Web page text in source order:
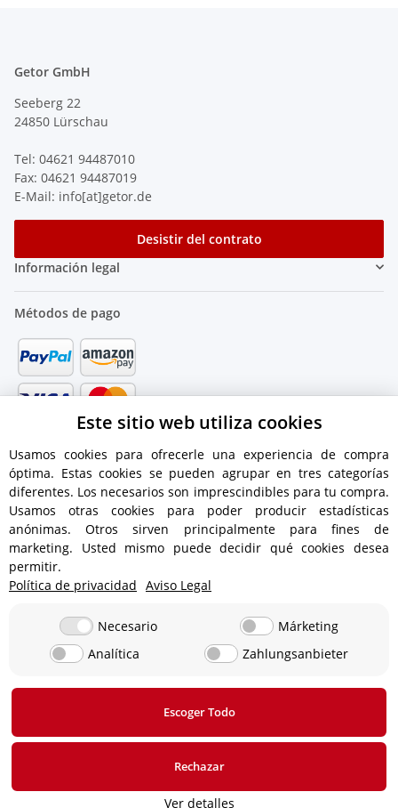
Getor GmbH
Seeberg 22
24850 Lürschau
Tel: 04621 94487010
Fax: 04621 94487019
E-Mail: info[at]getor.de
Desistir del contrato
Información legal
Métodos de pago
Información de envío
!
* Todos los precios incluyen IVA, más gastos de envío
Este sitio web utiliza cookies
Usamos cookies para ofrecerle una experiencia de compra
óptima. Estas cookies se pueden agrupar en tres categorías
diferentes. Los necesarios son imprescindibles para tu compra.
Usamos otras cookies para poder producir estadísticas
anónimas. Otros sirven principalmente para fines de
marketing. Usted mismo puede decidir qué cookies desea
permitir.
Política de privacidad Aviso Legal
Necesario
Márketing
Analítica
Zahlungsanbieter
Escoger Todo
Rechazar
Ver detalles